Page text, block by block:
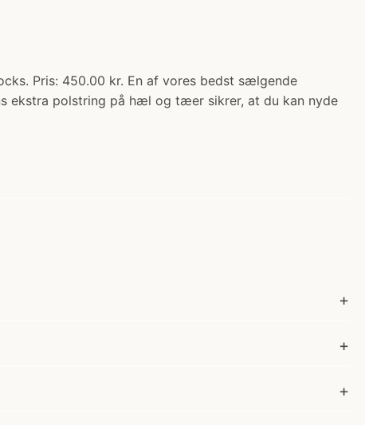
Pris: 450.00 kr. En af vores bedst sælgende
ekstra polstring på hæl og tæer sikrer, at du kan nyde